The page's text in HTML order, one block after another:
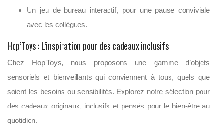
Un jeu de bureau interactif, pour une pause conviviale
avec les collègues.
Hop’Toys : L’inspiration pour des cadeaux inclusifs
Chez Hop’Toys, nous proposons une gamme d’objets
sensoriels et bienveillants qui conviennent à tous, quels que
soient les besoins ou sensibilités. Explorez notre sélection pour
des cadeaux originaux, inclusifs et pensés pour le bien-être au
quotidien.